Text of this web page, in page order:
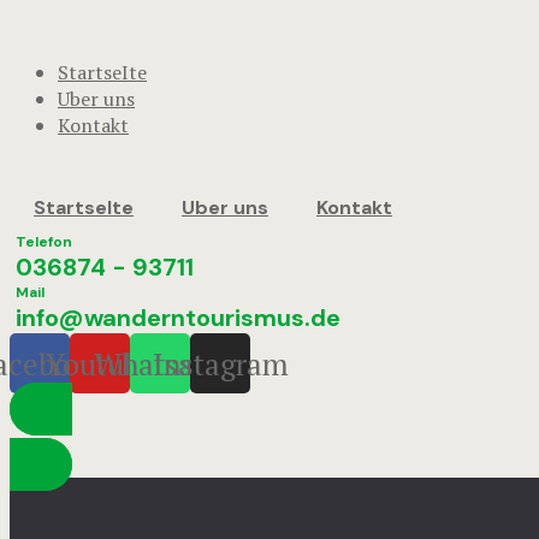
StartseIte
Uber uns
Kontakt
StartseIte Uber uns Kontakt
Telefon
036874 - 93711
Mail
info@wanderntourismus.de
Youtube
Whatsapp
Instagram